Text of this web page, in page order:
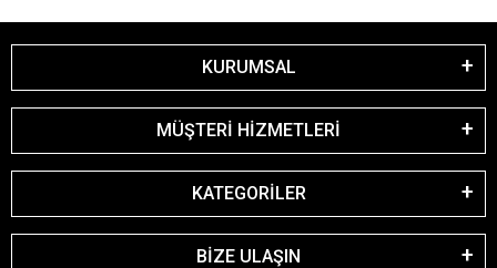
KURUMSAL
MÜŞTERİ HİZMETLERİ
KATEGORİLER
BİZE ULAŞIN